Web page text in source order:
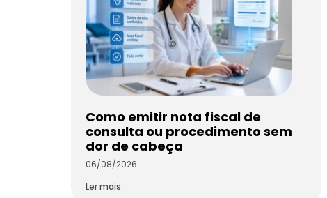
Como emitir nota fiscal de
consulta ou procedimento sem
dor de cabeça
06/08/2026
Ler mais